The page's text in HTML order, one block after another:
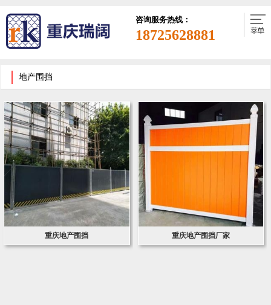
咨询服务热线：
18725628881
地产围挡
重庆地产围挡 重庆地产围挡厂家